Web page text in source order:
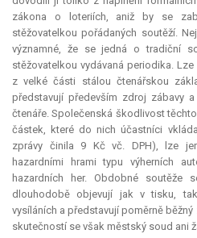
zákona o loteriích, aniž by se
stěžovatelkou pořádaných soutěží.
významné, že se jedná o tradiční
stěžovatelkou vydávaná periodika.
z velké části stálou čtenářskou
představují především zdroj zábavy
čtenáře. Společenská škodlivost
částek, které do nich účastníci
zprávy činila 9 Kč vč. DPH), lze
hazardními hrami typu výherních
hazardních her. Obdobné soutěže
dlouhodobě objevují jak v tisku,
vysíláních a představují poměrně
skutečností se však městský soud ani